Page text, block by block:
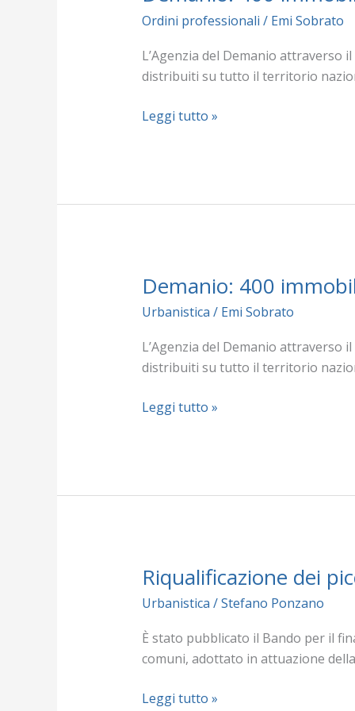
Ordini professionali / Emi Sobrato
L’Agenzia del Demanio attraverso
distribuiti su tutto il territorio
Leggi tutto »
Demanio: 400
Urbanistica / Emi Sobrato
L’Agenzia del Demanio attraverso
distribuiti su tutto il territorio
Demanio:
400
disponibili
per
di
Leggi tutto »
Riqualificazione dei
Urbanistica /Stefano Ponzano
È stato pubblicato il Bando per il
comuni, adottato in attuazione
Riqualificazione
dei
comuni:
pubblicato
bando
Leggi tutto »